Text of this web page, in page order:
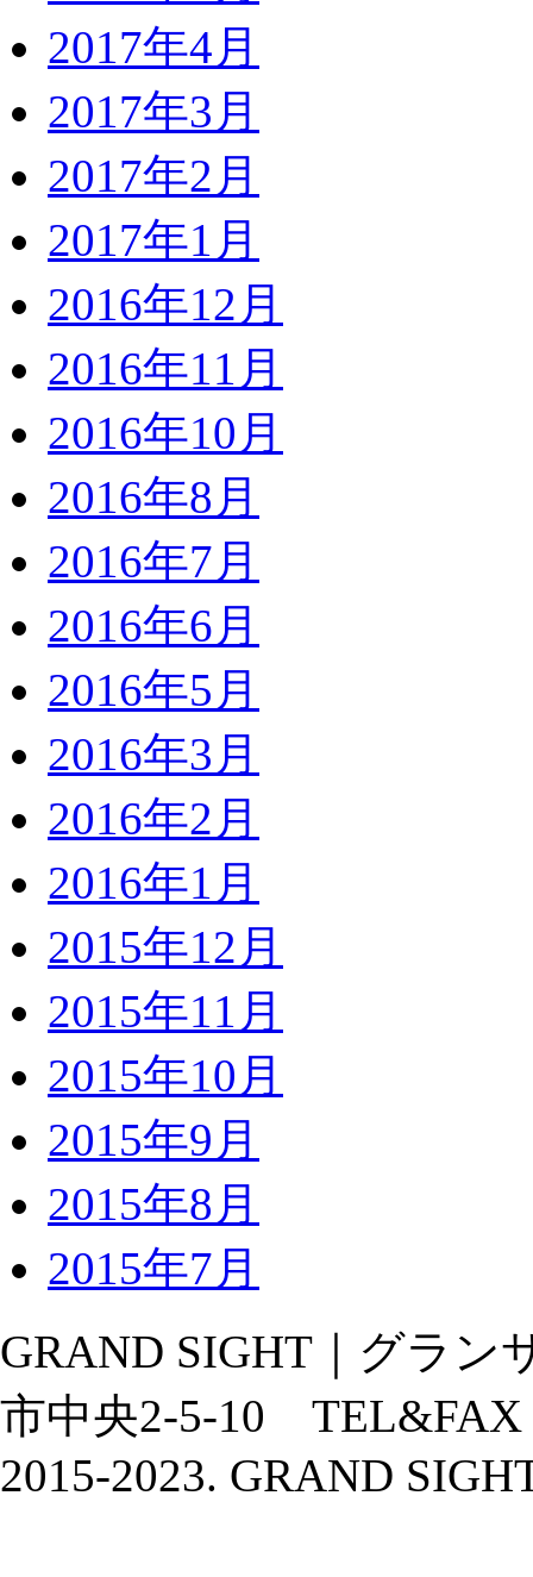
2017年4月
2017年3月
2017年2月
2017年1月
2016年12月
2016年11月
2016年10月
2016年8月
2016年7月
2016年6月
2016年5月
2016年3月
2016年2月
2016年1月
2015年12月
2015年11月
2015年10月
2015年9月
2015年8月
2015年7月
GRAND SIGHT｜グラン
市中央2-5-10 TEL&FAX
2015-2023. GRAND